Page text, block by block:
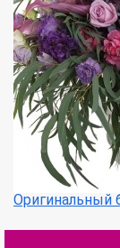
Оригинальный